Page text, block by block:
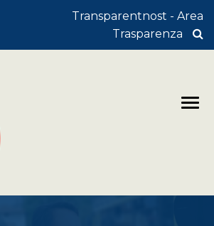
Transparentnost - Area
Trasparenza